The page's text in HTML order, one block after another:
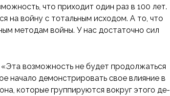
что приходит один раз в 100 лет.
на войну с тотальным исходом. А то, что
методам войны. У нас достаточно сил
возможность не будет продолжаться
начало демонстрировать свое влияние в
которые группируются вокруг этого де-